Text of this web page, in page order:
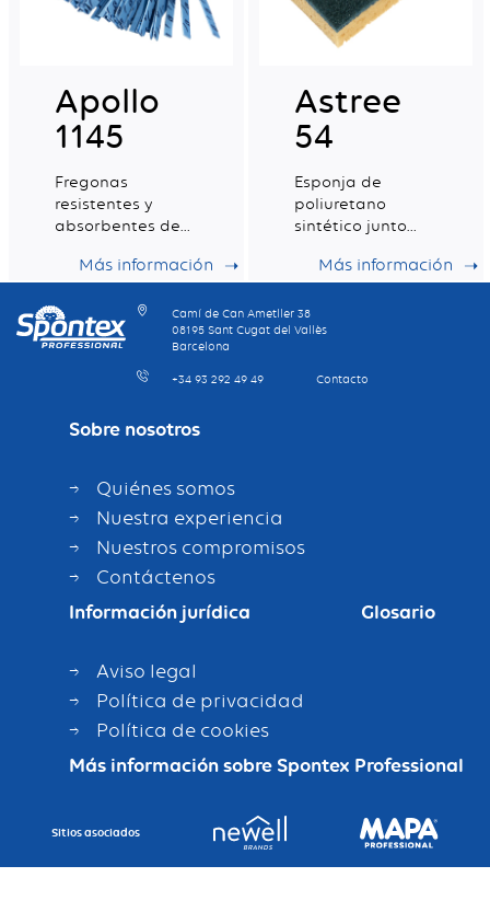
Apollo
1145
Fregonas
resistentes y
absorbentes de
para un
ideal de los
suelos
Más información
Astree
54
Esponja de
poliuretano
sintético junto
Más información
Camí de Can Ametller 38
08195 Sant Cugat del Vallès
Barcelona
+34 93 292 49 49 Contacto
Sobre nosotros
Quiénes somos
Nuestra experiencia
Nuestros compromisos
Contáctenos
Información jurídica
Aviso legal
Política de privacidad
Política de cookies
Glosario
Más información sobre Spontex Professional
Sitios asociados